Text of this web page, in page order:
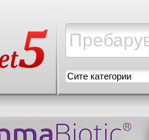
Сите категории